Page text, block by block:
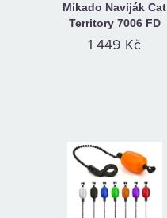
Mikado Naviják Cat
Territory 7006 FD
1 449 Kč